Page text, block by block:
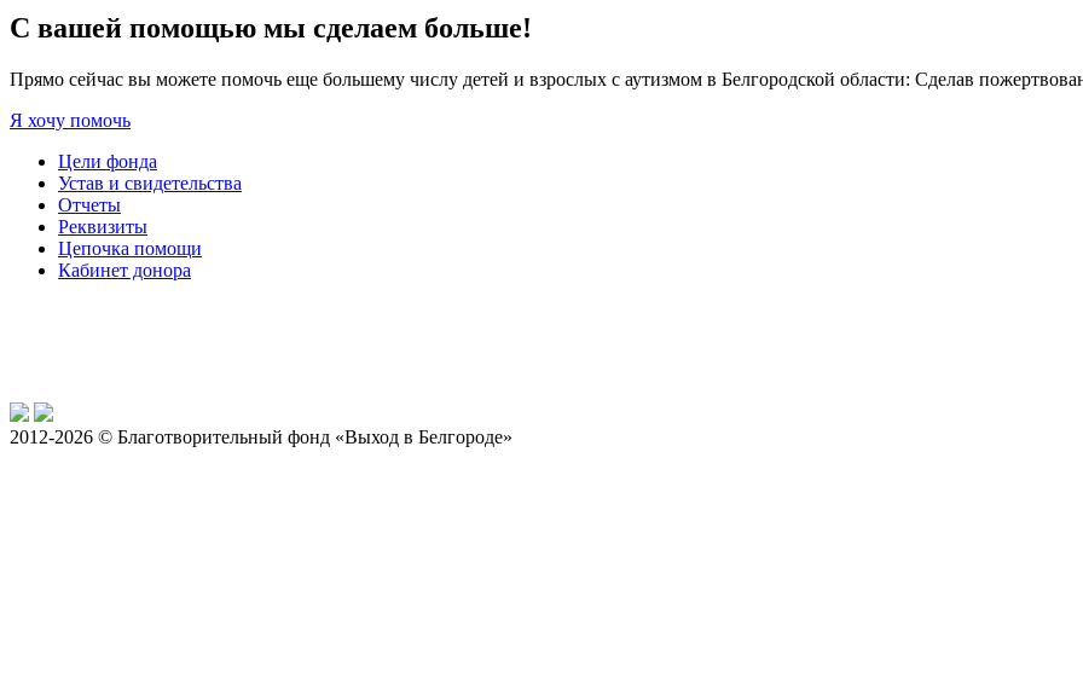
С вашей помощью мы сделаем больше!
Прямо сейчас вы можете помочь еще большему числу детей и взрослых с аутизмом в Белгородской области: Сделав
Я хочу помочь
Цели фонда
Устав и свидетельства
Отчеты
Реквизиты
Цепочка помощи
Кабинет донора
2012-2026 © Благотворительный фонд «Выход в Белгороде»